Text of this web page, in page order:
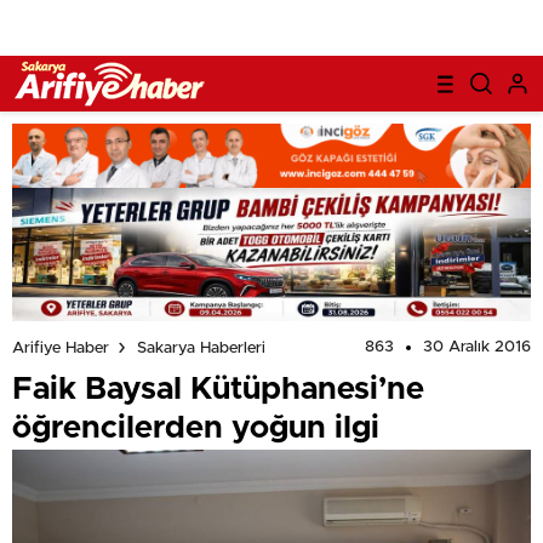
Arifiye Haber Sakarya Haberleri 863 30 Aralık 2016
Faik Baysal Kütüphanesi’ne
öğrencilerden yoğun ilgi